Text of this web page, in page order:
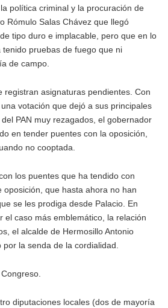
política criminal y la procuración de
Rómulo Salas Chávez que llegó
tipo duro e implacable, pero que en lo
pruebas de fuego que ni
de campo.
registran asignaturas pendientes. Con
votación que dejó a sus principales
PAN muy rezagados, el gobernador
en tender puentes con la oposición,
no cooptada.
los puentes que ha tendido con
oposición, que hasta ahora no han
se les prodiga desde Palacio. En
el caso más emblemático, la relación
el alcalde de Hermosillo Antonio
la senda de la cordialidad.
diputaciones locales (dos de mayoría